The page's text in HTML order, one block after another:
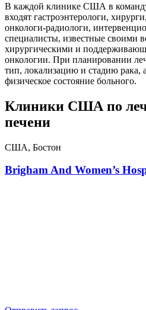
В каждой клинике США в
входят гастроэнтерологи,
онкологи-радиологи,
специалисты, известные своими
хирургическими и
онкологии. При планировании
тип, локализацию и стадию рака,
физическое состояние больного.
Клиники США по
печени
США, Бостон
Brigham And Women’s